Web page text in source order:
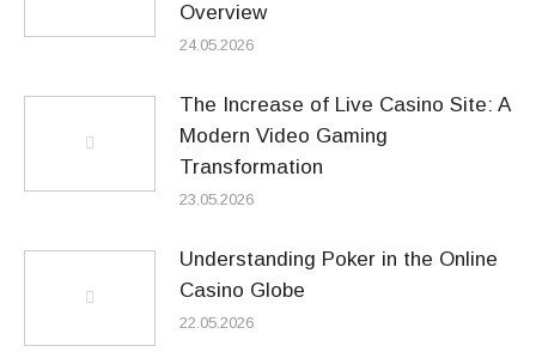
Overview
24.05.2026
The Increase of Live Casino Site: A
Modern Video Gaming
Transformation
23.05.2026
Understanding Poker in the Online
Casino Globe
22.05.2026